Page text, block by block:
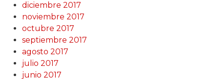
diciembre 2017
noviembre 2017
octubre 2017
septiembre 2017
agosto 2017
julio 2017
junio 2017